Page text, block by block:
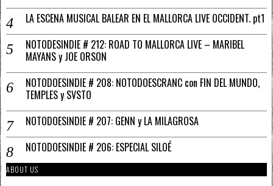
LA ESCENA MUSICAL BALEAR EN EL MALLORCA LIVE OCCIDENT. pt1
NOTODESINDIE # 212: ROAD TO MALLORCA LIVE – MARIBEL
MAYANS y JOE ORSON
NOTODOESINDIE # 208: NOTODOESCRANC con FIN DEL MUNDO,
TEMPLES y SVSTO
NOTODOESINDIE # 207: GENN y LA MILAGROSA
NOTODOESINDIE # 206: ESPECIAL SILOÉ
ABOUT US